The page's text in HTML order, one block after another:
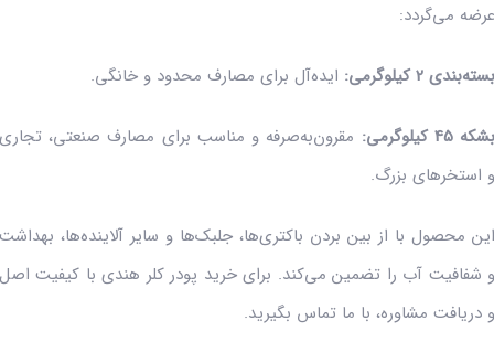
می‌گردد:
2 کیلوگرمی: ایده‌آل برای مصارف محدود و خانگی.
45 کیلوگرمی:
مقرون‌به‌صرفه و مناسب برای مصارف صنعتی،
استخرهای بزرگ.
محصول با از بین بردن باکتری‌ها، جلبک‌ها و سایر آلاینده‌ها،
شفافیت آب را تضمین می‌کند. برای خرید پودر کلر هندی با کیفیت
دریافت مشاوره، با ما تماس بگیرید.